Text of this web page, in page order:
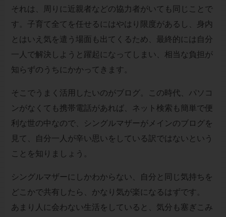
それは、周りに近親者などの協力者がいても同じことで
す。子育て全てを任せるにはやはり限度があるし、身内
とはいえ気を遣う場面も出てくるため、最終的には自分
一人で解決しようと躍起になってしまい、相当な負担が
知らずのうちにかかってきます。
そこでうまく活用したいのがブログ。この時代、パソコ
ンがなくても携帯電話があれば、ネット検索も簡単で便
利な世の中なので、シングルマザーがメインのブログを
見て、自分一人が辛い思いをしている訳ではないという
ことを知りましょう。
シングルマザーにしかわからない、自分と同じ気持ちを
どこかで共有したら、かなり気が楽になるはずです。
あまり人に会わない生活をしていると、気分も塞ぎこみ